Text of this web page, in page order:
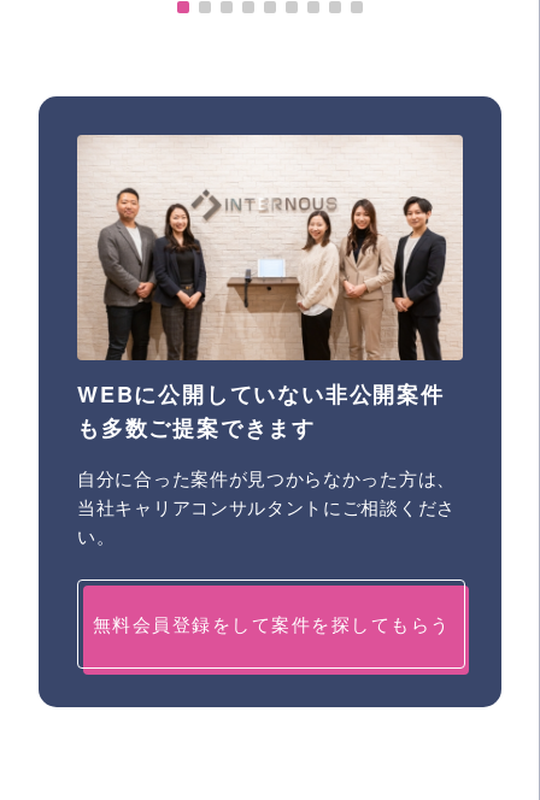
WEBに公開していない非公開案件
も多数ご提案できます
自分に合った案件が見つからなかった方は、
当社キャリアコンサルタントにご相談くださ
い。
無料会員登録をして案件を探してもらう